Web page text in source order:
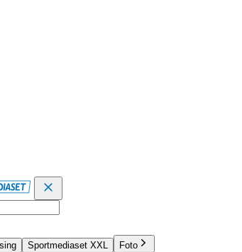
Sportmediaset XXL
Foto